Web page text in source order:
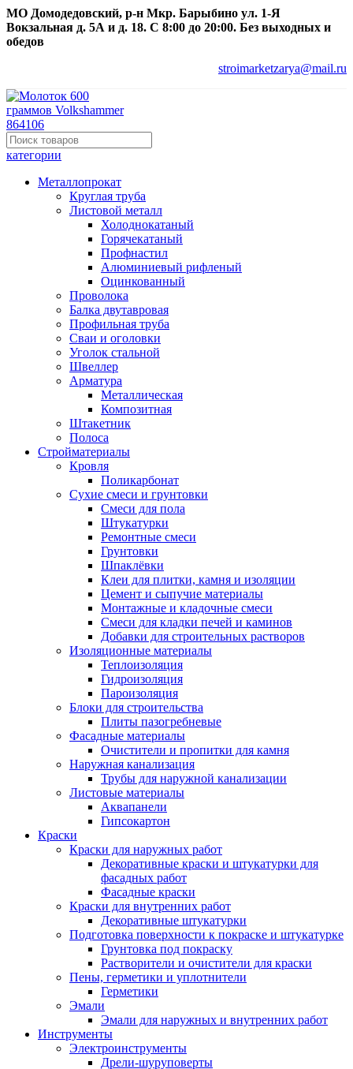
МО Домодедовский, р-н Мкр. Барыбино ул. 1-Я
Вокзальная д. 5А и д. 18. С 8:00 до 20:00. Без выходных и
обедов
stroimarketzarya@mail.ru
категории
Металлопрокат
Круглая труба
Листовой металл
Холоднокатаный
Горячекатаный
Профнастил
Алюминиевый рифленый
Оцинкованный
Проволока
Балка двутавровая
Профильная труба
Сваи и оголовки
Уголок стальной
Швеллер
Арматура
Металлическая
Композитная
Штакетник
Полоса
Стройматериалы
Кровля
Поликарбонат
Сухие смеси и грунтовки
Смеси для пола
Штукатурки
Ремонтные смеси
Грунтовки
Шпаклёвки
Клеи для плитки, камня и изоляции
Цемент и сыпучие материалы
Монтажные и кладочные смеси
Смеси для кладки печей и каминов
Добавки для строительных растворов
Изоляционные материалы
Теплоизоляция
Гидроизоляция
Пароизоляция
Блоки для строительства
Плиты пазогребневые
Фасадные материалы
Очистители и пропитки для камня
Наружная канализация
Трубы для наружной канализации
Листовые материалы
Аквапанели
Гипсокартон
Краски
Краски для наружных работ
Декоративные краски и штукатурки для
фасадных работ
Фасадные краски
Краски для внутренних работ
Декоративные штукатурки
Подготовка поверхности к покраске и штукатурке
Грунтовка под покраску
Растворители и очистители для краски
Пены, герметики и уплотнители
Герметики
Эмали
Эмали для наружных и внутренних работ
Инструменты
Электроинструменты
Дрели-шуруповерты